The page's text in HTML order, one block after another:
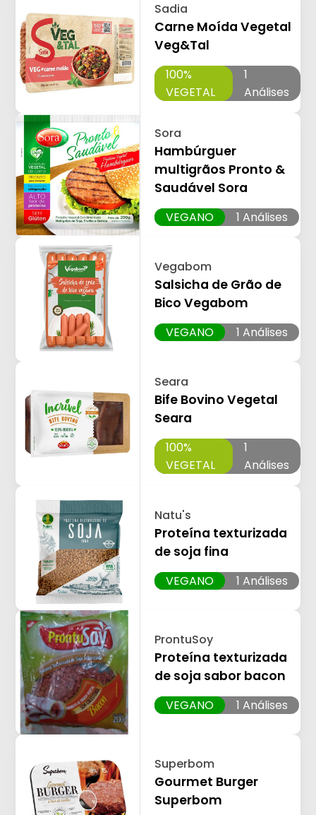
Sadia
Carne Moída Vegetal
Veg&Tal
100%
VEGETAL
1
Análises
Sora
Hambúrguer
multigrãos Pronto &
Saudável Sora
VEGANO 1 Análises
Vegabom
Salsicha de Grão de
Bico Vegabom
VEGANO 1 Análises
Seara
Bife Bovino Vegetal
Seara
100%
VEGETAL
1
Análises
Natu's
Proteína texturizada
de soja fina
VEGANO 1 Análises
ProntuSoy
Proteína texturizada
de soja sabor bacon
VEGANO 1 Análises
Superbom
Gourmet Burger
Superbom